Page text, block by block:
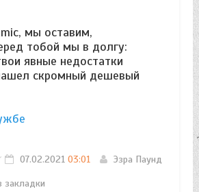
мы оставим,
тобой мы в долгу:
явные недостатки
скромный дешевый
07.02.2021 03:01
Эзра Паунд
закладки